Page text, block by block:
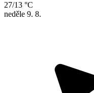
27/13 °C
neděle 9. 8.